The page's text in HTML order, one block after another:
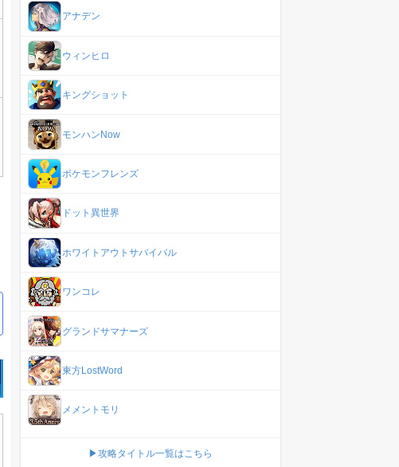
アナデン
ウィンヒロ
キングショット
モンハンNow
ポケモンフレンズ
ドット異世界
ホワイトアウトサバイバル
ワンコレ
グランドサマナーズ
東方LostWord
メメントモリ
▶攻略タイトル一覧はこちら